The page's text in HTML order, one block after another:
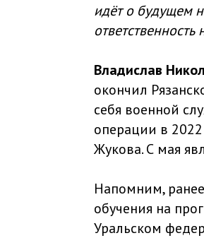
идёт о будущем
Владислав
окончил
себя военной
операции в
Жукова. С мая
Напомним,
обучения на
Уральском